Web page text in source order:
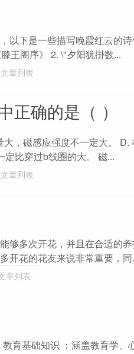
以下是一些描写晚霞红云的
王阁序》 2. \"夕阳犹掛数...
文章列表
正确的是（ ）
，磁感应强度不一定大。
比穿过b线圈的大。 磁...
文章列表
够多次开花，并且在合适的
开花的花友来说非常重要，同
章列表
育基础知识 ：涵盖教育学、